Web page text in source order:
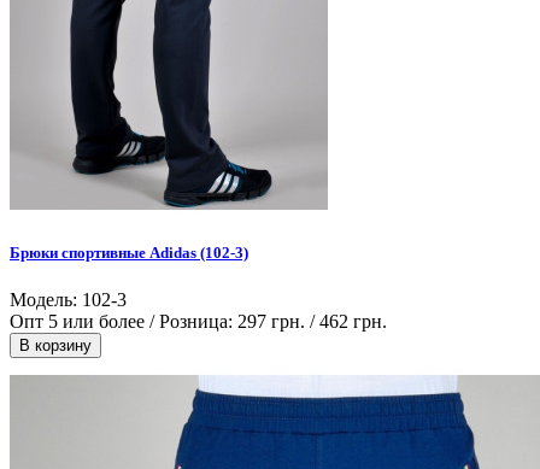
Брюки спортивные Adidas (102-3)
Модель: 102-3
Опт 5 или более / Розница: 297 грн. /462 грн.
В корзину